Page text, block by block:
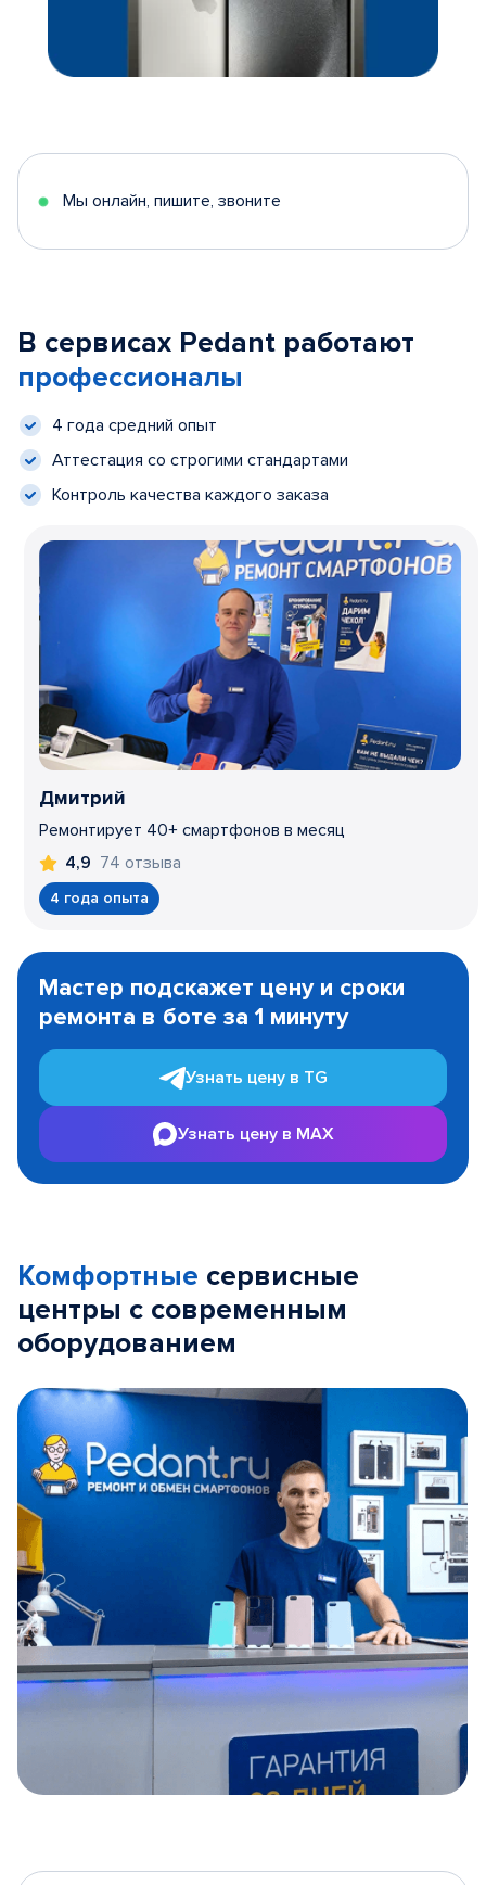
Мы онлайн, пишите, звоните
В сервисах Pedant работают
профессионалы
4 года средний опыт
Аттестация со строгими стандартами
Контроль качества каждого заказа
Дмитрий
Ремонтирует 40+ смартфонов в месяц
4,9 74 отзыва
4 года опыта
1
Мастер подскажет цену и сроки
ремонта в боте за 1 минуту
Узнать цену в TG
Узнать цену в MAX
Комфортные сервисные
центры с современным
оборудованием